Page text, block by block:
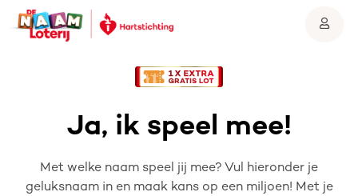
Ja, ik speel mee!
Met welke naam speel jij mee? Vul hieronder je
geluksnaam in en maak kans op een miljoen! Met je